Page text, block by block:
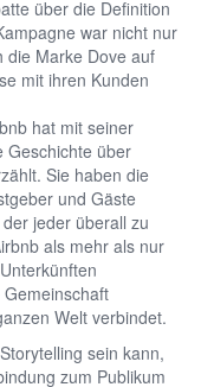
über die Definition
war nicht nur
die Marke Dove auf
mit ihren Kunden
hat mit seiner
Geschichte über
Sie haben die
und Gäste
jeder überall zu
als mehr als nur
Welt verbindet.
sein kann,
zum Publikum